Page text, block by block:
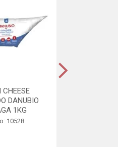
CHEESE
DANUBIO
1KG
10528